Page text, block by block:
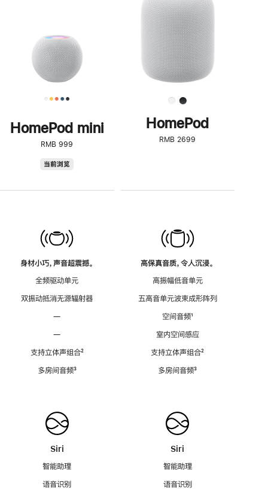
HomePod mini
RMB 999
当前浏览
身材小巧，声音超震撼。
全频驱动单元
双振动抵消无源辐射器
—
—
支持立体声组合脚
²
多房间音频脚
³
Siri
智能助理
语音识别
了
解
HomePod<
HomePod
RMB 2699
高保真音质，令人沉浸。
高振幅低音单元
五高音单元波束成形阵列
空间音频脚
¹
室内空间感应
支持立体声组合脚
²
多房间音频脚
³
Siri
智能助理
语音识别